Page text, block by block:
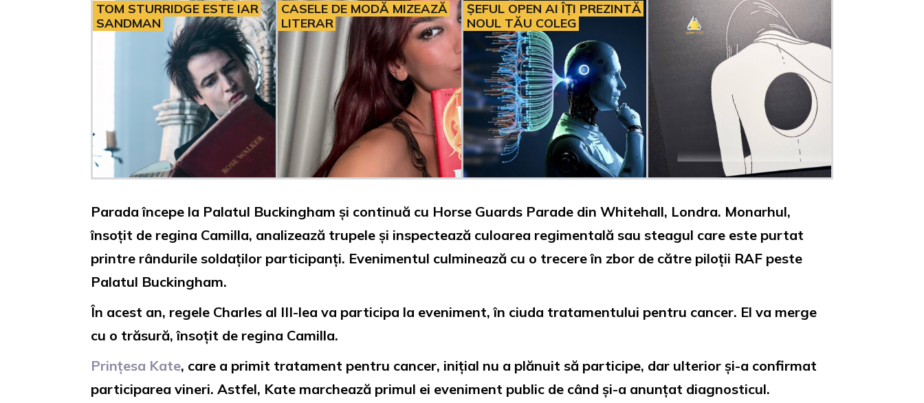
TOM STURRIDGE ESTE IAR
SANDMAN
CASELE DE MODĂ MIZEAZĂ
LITERAR
ȘEFUL OPEN AI ÎȚI PREZINTĂ
NOUL TĂU COLEG
Parada începe la Palatul Buckingham și continuă cu Horse Guards Parade din Whitehall, Londra. Monarhul,
însoțit de regina Camilla, analizează trupele și inspectează culoarea regimentală sau steagul care este purtat
printre rândurile soldaților participanți. Evenimentul culminează cu o trecere în zbor de către piloții RAF peste
Palatul Buckingham.
În acest an, regele Charles al III-lea va participa la eveniment, în ciuda tratamentului pentru cancer. El va merge
cu o trăsură, însoțit de regina Camilla.
Prințesa Kate, care a primit tratament pentru cancer, inițial nu a plănuit să participe, dar ulterior și-a confirmat
participarea vineri. Astfel, Kate marchează primul ei eveniment public de când și-a anunțat diagnosticul.